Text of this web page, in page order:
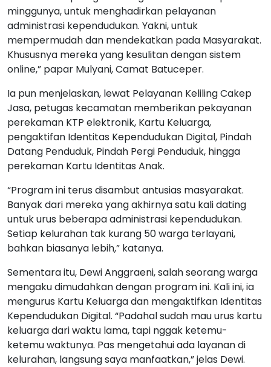
minggunya, untuk menghadirkan pelayanan
administrasi kependudukan. Yakni, untuk
mempermudah dan mendekatkan pada Masyarakat.
Khususnya mereka yang kesulitan dengan sistem
online,” papar Mulyani, Camat Batuceper.
Ia pun menjelaskan, lewat Pelayanan Keliling Cakep
Jasa, petugas kecamatan memberikan pekayanan
perekaman KTP elektronik, Kartu Keluarga,
pengaktifan Identitas Kependudukan Digital, Pindah
Datang Penduduk, Pindah Pergi Penduduk, hingga
perekaman Kartu Identitas Anak.
“Program ini terus disambut antusias masyarakat.
Banyak dari mereka yang akhirnya satu kali dating
untuk urus beberapa administrasi kependudukan.
Setiap kelurahan tak kurang 50 warga terlayani,
bahkan biasanya lebih,” katanya.
Sementara itu, Dewi Anggraeni, salah seorang warga
mengaku dimudahkan dengan program ini. Kali ini, ia
mengurus Kartu Keluarga dan mengaktifkan Identitas
Kependudukan Digital. “Padahal sudah mau urus kartu
keluarga dari waktu lama, tapi nggak ketemu-
ketemu waktunya. Pas mengetahui ada layanan di
kelurahan, langsung saya manfaatkan,” jelas Dewi.